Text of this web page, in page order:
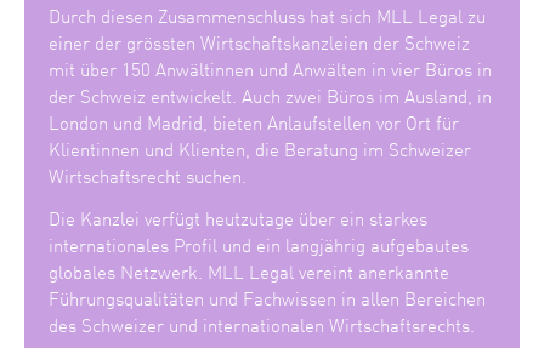
Durch diesen Zusammenschluss hat sich MLL Legal zu
einer der grössten Wirtschaftskanzleien der Schweiz
mit über 150 Anwältinnen und Anwälten in vier Büros in
der Schweiz entwickelt. Auch zwei Büros im Ausland, in
London und Madrid, bieten Anlaufstellen vor Ort für
Klientinnen und Klienten, die Beratung im Schweizer
Wirtschaftsrecht suchen.
Die Kanzlei verfügt heutzutage über ein starkes
internationales Profil und ein langjährig aufgebautes
globales Netzwerk. MLL Legal vereint anerkannte
Führungsqualitäten und Fachwissen in allen Bereichen
des Schweizer und internationalen Wirtschaftsrechts.